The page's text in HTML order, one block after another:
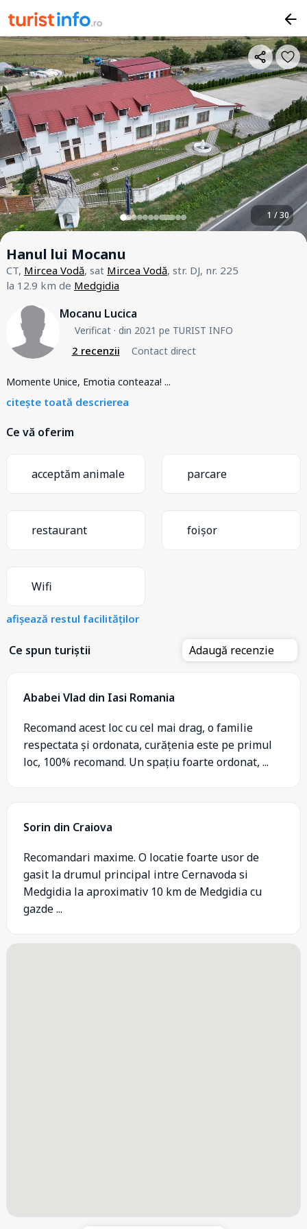
1 / 30
Hanul lui Mocanu
CT, Mircea Vodă, sat Mircea Vodă, str. DJ, nr. 225
la 12.9 km de Medgidia
Mocanu Lucica
Verificat· din 2021 pe TURIST INFO
2 recenzii Contact direct
Momente Unice, Emotia conteaza! ...
citește toată descrierea
Ce vă oferim
acceptăm animale parcare
restaurant foișor
Wifi
afișează restul facilităților
Ce spun turiștii Adaugă recenzie
Ababei Vlad din Iasi Romania
Recomand acest loc cu cel mai drag, o familie
respectata și ordonata, curățenia este pe primul
loc, 100% recomand. Un spațiu foarte ordonat, ...
Sorin din Craiova
Recomandari maxime. O locatie foarte usor de
gasit la drumul principal intre Cernavoda si
Medgidia la aproximativ 10 km de Medgidia cu
gazde ...